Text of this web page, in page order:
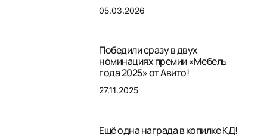
05.03.2026
Победили сразу в двух
номинациях премии «Мебель
года 2025» от Авито!
27.11.2025
Ещё одна награда в копилке КД!